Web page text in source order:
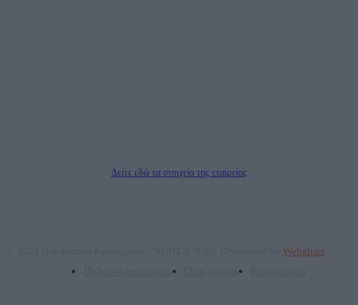
Δείτε εδώ τα στοιχεία της εταιρείας
Webalists